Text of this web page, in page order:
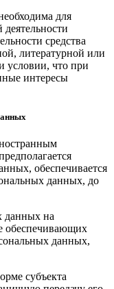
для
средства
литературной или
условии, что при
интересы
обеспечивается
данных, до
данных на
обеспечивающих
данных,
субъекта